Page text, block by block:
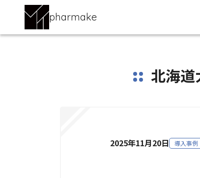
pharmake
北海
2025年11月20日 導入事例